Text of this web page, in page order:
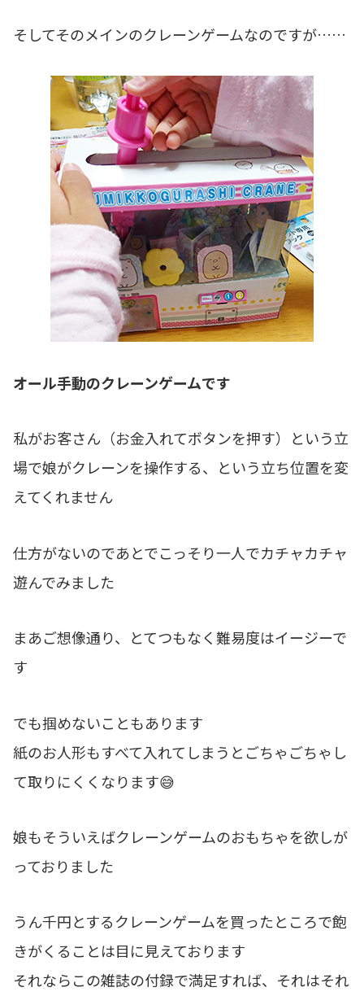
そしてそのメインのクレーンゲームなのですが……
オール手動のクレーンゲームです
私がお客さん（お金入れてボタンを押す）という立
場で娘がクレーンを操作する、という立ち位置を変
えてくれません
仕方がないのであとでこっそり一人でカチャカチャ
遊んでみました
まあご想像通り、とてつもなく難易度はイージーで
す
でも掴めないこともあります
紙のお人形もすべて入れてしまうとごちゃごちゃし
て取りにくくなります😅
娘もそういえばクレーンゲームのおもちゃを欲しが
っておりました
うん千円とするクレーンゲームを買ったところで飽
きがくることは目に見えております
それならこの雑誌の付録で満足すれば、それはそれ